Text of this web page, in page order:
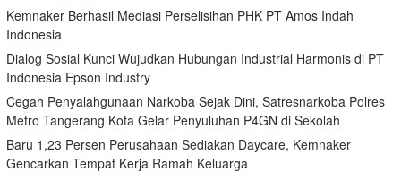
Kemnaker Berhasil Mediasi Perselisihan PHK PT Amos Indah
Indonesia
Dialog Sosial Kunci Wujudkan Hubungan Industrial Harmonis di PT
Indonesia Epson Industry
Cegah Penyalahgunaan Narkoba Sejak Dini, Satresnarkoba Polres
Metro Tangerang Kota Gelar Penyuluhan P4GN di Sekolah
Baru 1,23 Persen Perusahaan Sediakan Daycare, Kemnaker
Gencarkan Tempat Kerja Ramah Keluarga